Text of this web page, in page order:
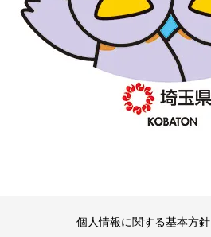
個人情報に関する基本方針